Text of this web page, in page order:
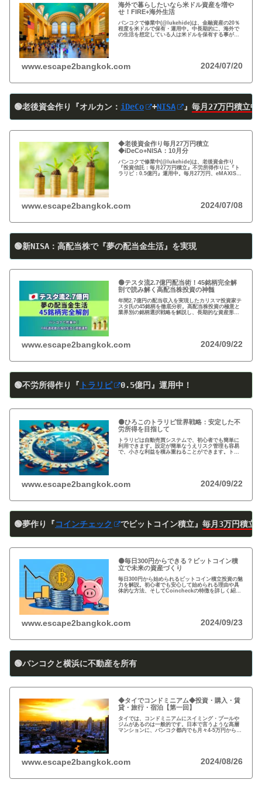
海外で暮らしたいなら米ドル資産を増や
せ！FIRE+海外生活
バンコクで修業中(@lukehide)は、金融資産の20％
程度を米ドルで保有・運用中。中長期的に、海外で
の生活を想定している人は米ドルを保有する事がお
www.escape2bangkok.com 2024/07/20
🟢老後資金作り『オルカン： iDeCo +NISA 』 毎月27万円積立中
◆老後資金作り毎月27万円積立
◆iDeCo+NISA：10月分
バンコクで修業中(@lukehide)は、老後資金作り
『投資信託：毎月27万円積立』不労所得作りに『ト
ラリピ：0.5億円』運用中。毎月27万円、eMAXIS
www.escape2bangkok.com 2024/07/08
🟢新NISA：高配当株で『夢の配当金生活』を実現
🟢テスタ流2.7億円配当術！45銘柄完全解
剖で読み解く高配当株投資の神髄
年間2.7億円の配当収入を実現したカリスマ投資家テ
スタ氏の45銘柄を徹底分析。高配当株投資の極意と
業界別の銘柄選択戦略を解説し、長期的な資産形成
www.escape2bangkok.com 2024/09/22
🟢不労所得作り『 トラリピ 0.5億円』運用中！
🟠ひろこのトラリピ世界戦略：安定した不
労所得を目指して
トラリピは自動売買システムで、初心者でも簡単に
利用できます。設定が簡単なうえリスク管理も容易
で、小さな利益を積み重ねることができます。トラ
www.escape2bangkok.com 2024/09/22
🟢夢作り『コインチェック でビットコイン積立』 毎月3万円積立
🟠毎日300円からできる？ビットコイン積
立で未来の資産づくり
毎日300円から始められるビットコイン積立投資の魅
力を解説。初心者でも安心して始められる理由や具
体的な方法、そしてCoincheckの特徴を詳しく紹
www.escape2bangkok.com 2024/09/23
🟢バンコクと横浜に不動産を所有
◆タイでコンドミニアム◆投資・購入・賃
貸・旅行・宿泊【第一回】
タイでは、コンドミニアムにスイミング・プールや
ジムがあるのは一般的です。日本で言うような高層
マンションに、バンコク都内でも月々4-5万円から賃
www.escape2bangkok.com 2024/08/26